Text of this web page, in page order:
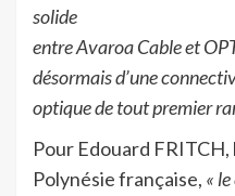
solide
entre Avaroa Cable et
désormais d’une
optique de tout premier
Pour Edouard
Polynésie française, «